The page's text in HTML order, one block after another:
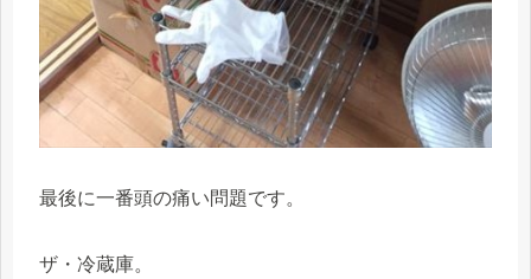
最後に一番頭の痛い問題です。
ザ・冷蔵庫。